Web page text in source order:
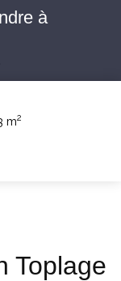
à
m2
Toplage